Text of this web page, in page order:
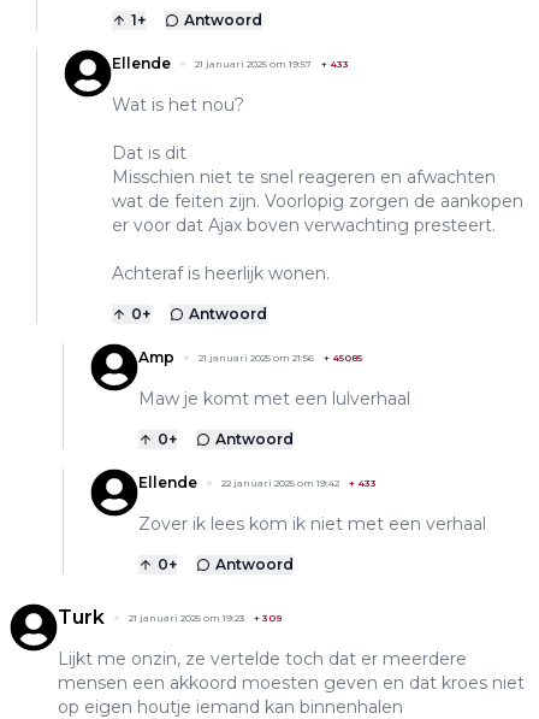
1+ Antwoord
Ellende 21 januari 2025 om 19:57 + 433
Wat is het nou?
Dat is dit
Misschien niet te snel reageren en afwachten
wat de feiten zijn. Voorlopig zorgen de aankopen
er voor dat Ajax boven verwachting presteert.
Achteraf is heerlijk wonen.
0+ Antwoord
Amp 21 januari 2025 om 21:56 + 45085
Maw je komt met een lulverhaal
0+ Antwoord
Ellende 22 januari 2025 om 19:42 + 433
Zover ik lees kom ik niet met een verhaal
0+ Antwoord
Turk 21 januari 2025 om 19:23 + 309
Lijkt me onzin, ze vertelde toch dat er meerdere
mensen een akkoord moesten geven en dat kroes niet
op eigen houtje iemand kan binnenhalen